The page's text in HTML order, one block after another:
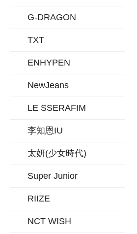
G-DRAGON
TXT
ENHYPEN
NewJeans
LE SSERAFIM
李知恩IU
太妍(少女時代)
Super Junior
RIIZE
NCT WISH